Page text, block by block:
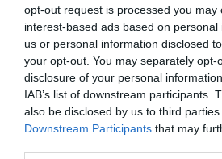
opt-out request is processed you may
interest-based ads based on
us or personal information disclosed
your opt-out. You may separately opt-
disclosure of your personal
IAB’s list of downstream participants.
also be disclosed by us to third
Downstream Participants that may
Senast uppdaterade album